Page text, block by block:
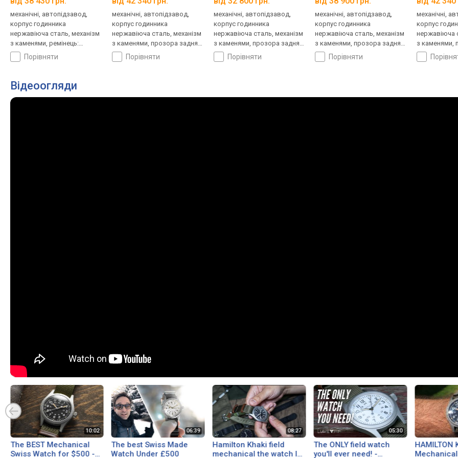
механічні, автопідзавод,
корпус годинника
нержавіюча сталь, механізм
з каменями, ремінець:
ремінець шкіряний, WR 50,
Швейцарія
порівняти
механічні, автопідзавод,
корпус годинника
нержавіюча сталь, механізм
з каменями, прозора задня
кришка, ремінець: ремінець
шкіряний, WR 100, Швейцарія
порівняти
механічні, автопідзавод,
корпус годинника
нержавіюча сталь, механізм
з каменями, прозора задня
кришка, ремінець: браслет
сталь, WR 100, Швейцарія
порівняти
механічні, автопідзавод,
корпус годинника
нержавіюча сталь, механізм
з каменями, прозора задня
кришка, ремінець: браслет
сталь, WR 50, Швейцарія
порівняти
механічні,
корпус
нержавіюча
з каменями,
кришка,
шкіряний,
Відеоогляди
The BEST Mechanical
Swiss Watch for $500 -
The best Swiss Made
Watch Under £500
Hamilton Khaki field
mechanical the watch I
The ONLY field watch
you'll ever need! -
HAMILTON